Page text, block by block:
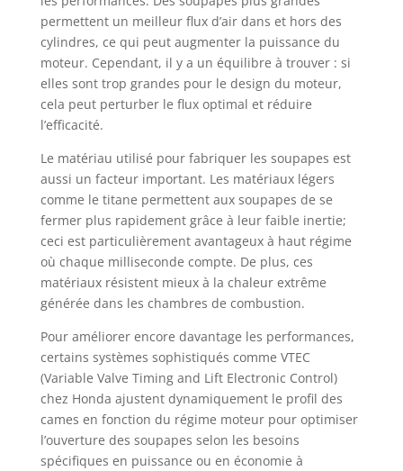
permettent un meilleur flux d’air dans et hors des
cylindres, ce qui peut augmenter la puissance du
moteur. Cependant, il y a un équilibre à trouver : si
elles sont trop grandes pour le design du moteur,
cela peut perturber le flux optimal et réduire
l’efficacité.
Le matériau utilisé pour fabriquer les soupapes est
aussi un facteur important. Les matériaux légers
comme le titane permettent aux soupapes de se
fermer plus rapidement grâce à leur faible inertie;
ceci est particulièrement avantageux à haut régime
où chaque milliseconde compte. De plus, ces
matériaux résistent mieux à la chaleur extrême
générée dans les chambres de combustion.
Pour améliorer encore davantage les performances,
certains systèmes sophistiqués comme VTEC
(Variable Valve Timing and Lift Electronic Control)
chez Honda ajustent dynamiquement le profil des
cames en fonction du régime moteur pour optimiser
l’ouverture des soupapes selon les besoins
spécifiques en puissance ou en économie à